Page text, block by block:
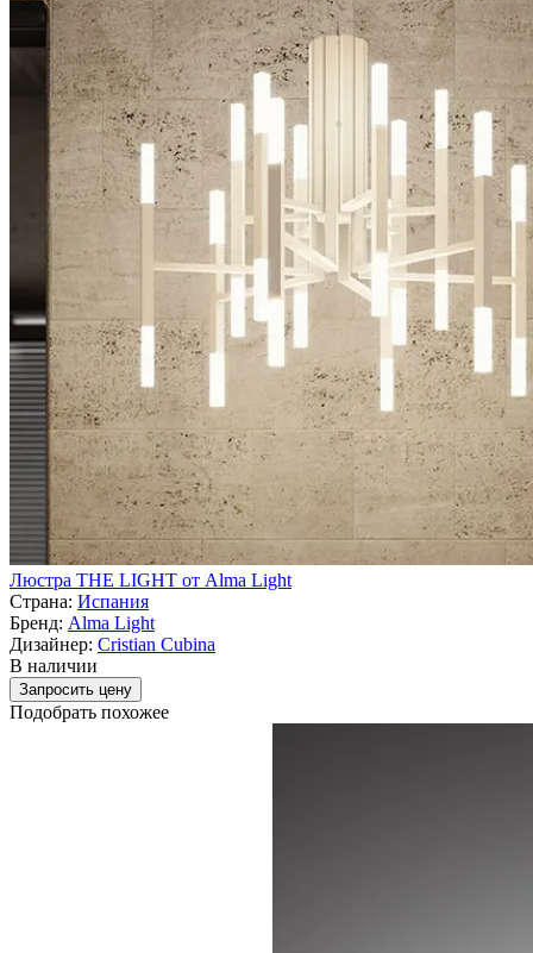
Люстра THE LIGHT от Alma Light
Страна: Испания
Бренд: Alma Light
Дизайнер: Cristian Cubina
В наличии
Запросить цену
Подобрать похожее